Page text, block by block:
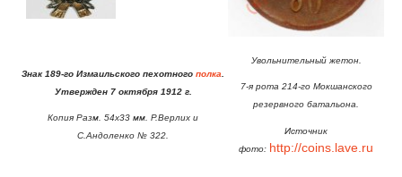
Знак 189-го Измаильского пехотного полка
Утвержден 7 октября 1912 г.
Копия Разм. 54х33 мм. Р.Верлих и
С.Андоленко № 322.
Увольнительный жетон.
7-я рота 214-го Мокшанского
резервного батальона.
Источник
фото: http://coins.lave.ru